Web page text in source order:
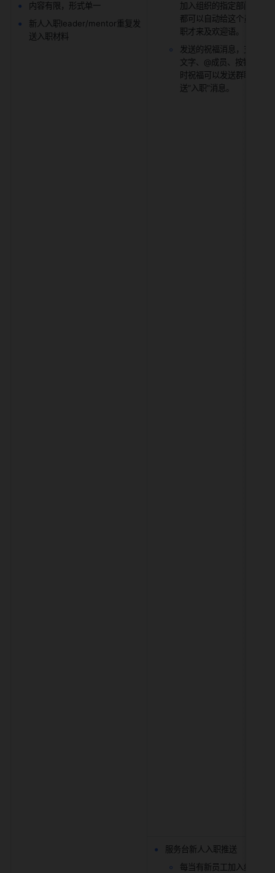
内容有限，形式单一
新人入职leader/mentor重复发
送入职材料
加入组织的指定部门的时
都可以自动给这个员工发
职才来及欢迎语。
发送的祝福消息，支持图
文字、@成员、按钮等等
时祝福可以发送群聊也可
送“入职”消息。
服务台新人入职推送
每当有新员工加入组织，